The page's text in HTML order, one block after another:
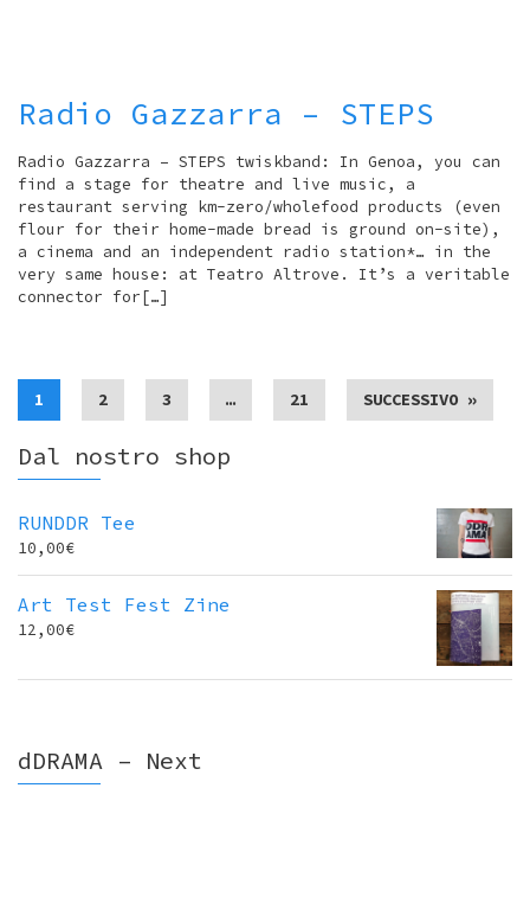
Radio Gazzarra – STEPS
Radio Gazzarra – STEPS twiskband: In Genoa, you can
find a stage for theatre and live music, a
restaurant serving km-zero/wholefood products (even
flour for their home-made bread is ground on-site),
a cinema and an independent radio station*… in the
very same house: at Teatro Altrove. It’s a veritable
connector for[…]
1 2 3 … 21 SUCCESSIVO »
Dal nostro shop
RUNDDR Tee
10,00€
Art Test Fest Zine
12,00€
dDRAMA – Next